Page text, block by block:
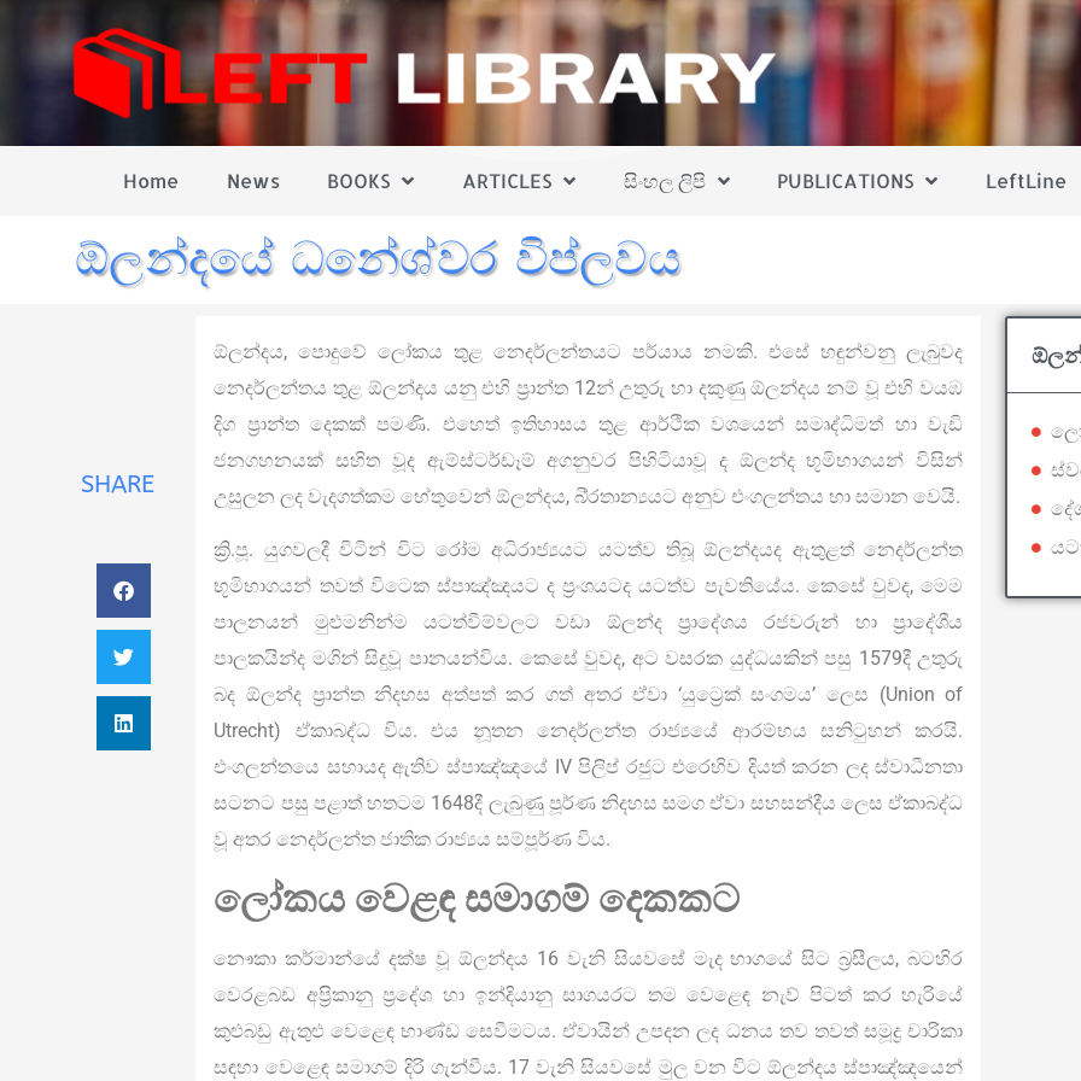
Home News BOOKS ARTICLES සිංහල ලිපි PUBLICATIONS LeftLine
ඕලන්දයේ ධනේශ්වර විප්ලවය
SHARE
ඕලන්දය, පොදුවේ ලෝකය තුළ නෙදර්ලන්තයට පර්යාය නමකි. එසේ හඳුන්වනු ලැබුවද
නෙදර්ලන්තය තුළ ඕලන්දය යනු එහි ප්‍රාන්ත 12න් උතුරු හා දකුණු ඕලන්දය නම් වූ එහි වයඹ
දිග ප්‍රාන්ත දෙකක් පමණි. එහෙත් ඉතිහාසය තුළ ආර්ථික වශයෙන් සමෘද්ධිමත් හා වැඩි
ජනගහනයක් සහිත වූද ඇම්ස්ටර්ඩෑම් අගනුවර පිහිටියාවූ ද ඕලන්ද භූමිභාගයන් විසින්
උසුලන ලද වැදගත්කම හේතුවෙන් ඕලන්දය, බි්‍රතාන්‍යයට අනුව එංගලන්තය හා සමාන වෙයි.
ක්‍රි.පූ. යුගවලදී විටින් විට රෝම අධිරාජ්‍යයට යටත්ව තිබූ ඕලන්දයද ඇතුළත් නෙදර්ලන්ත
භූමිභාගයන් තවත් විටෙක ස්පාඤ්ඤයට ද ප්‍රංශයටද යටත්ව පැවතියේය. කෙසේ වුවද, මෙම
පාලනයන් මුළුමනින්ම යටත්වීම්වලට වඩා ඕලන්ද ප්‍රාදේශය රජවරුන් හා ප්‍රාදේශීය
පාලකයින්ද මගින් සිදුවූ පානයන්විය. කෙසේ වුවද, අට වසරක යුද්ධයකින් පසු 1579දී උතුරු
බද ඕලන්ද ප්‍රාන්ත නිදහස අත්පත් කර ගත් අතර ඒවා ‘යුට්‍රෙක් සංගමය’ ලෙස (Union of
Utrecht) ඒකාබද්ධ විය. එය නූතන නෙදර්ලන්ත රාජ්‍යයේ ආරම්භය සනිටුහන් කරයි.
එංගලන්තයෙ සහායද ඇතිව ස්පාඤ්ඤයේ IV පිලිප් රජුට එරෙහිව දියත් කරන ලද ස්වාධීනතා
සටනට පසු පළාත් හතටම 1648දී ලැබුණු පූර්ණ නිදහස සමග ඒවා සහසන්දීය ලෙස ඒකාබද්ධ
වූ අතර නෙදර්ලන්ත ජාතික රාජ්‍යය සම්පූර්ණ විය.
ලෝකය වෙළඳ සමාගම් දෙකකට
නෞකා කර්මාන්යේ දක්ෂ වූ ඕලන්දය 16 වැනි සියවසේ මැද භාගයේ සිට බ්‍රසීලය, බටහිර
වෙරළබඩ අප්‍රිකානු ප්‍රදේශ හා ඉන්දියානු සාගයරට තම වෙළෙඳ නැව් පිටත් කර හැරියේ
කුළුබඩු ඇතුළු වෙළෙඳ භාණ්ඩ සෙවීමටය. ඒවායින් උපදන ලද ධනය තව තවත් සමූද්‍ර චාරිකා
සඳහා වෙළෙඳ සමාගම් දිරි ගැන්වීය. 17 වැනි සියවසේ මුල වන විට ඕලන්දය ස්පාඤ්ඤයෙන්